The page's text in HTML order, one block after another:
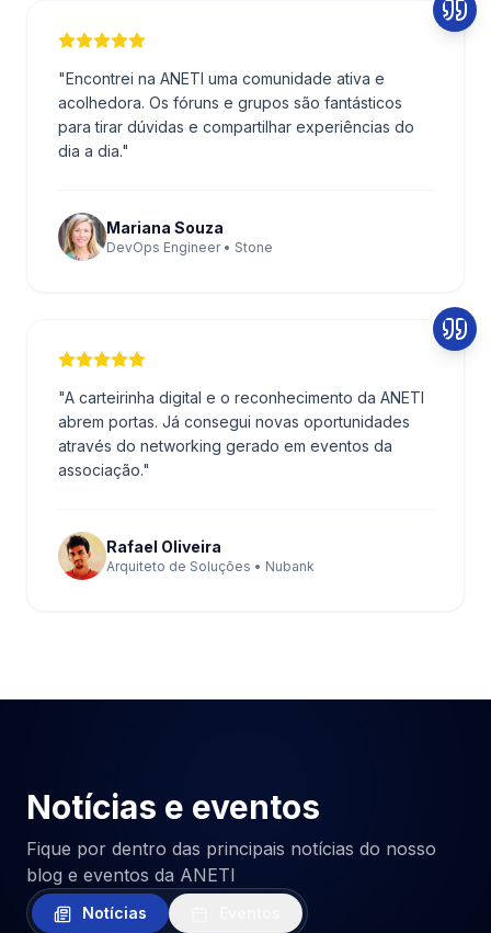
"Encontrei na ANETI uma comunidade ativa e
acolhedora. Os fóruns e grupos são fantásticos
para tirar dúvidas e compartilhar experiências do
dia a dia."
Mariana Souza
DevOps Engineer • Stone
"A carteirinha digital e o reconhecimento da ANETI
abrem portas. Já consegui novas oportunidades
através do networking gerado em eventos da
associação."
Rafael Oliveira
Arquiteto de Soluções • Nubank
Notícias e eventos
Fique por dentro das principais notícias do nosso
blog e eventos da ANETI
Notícias